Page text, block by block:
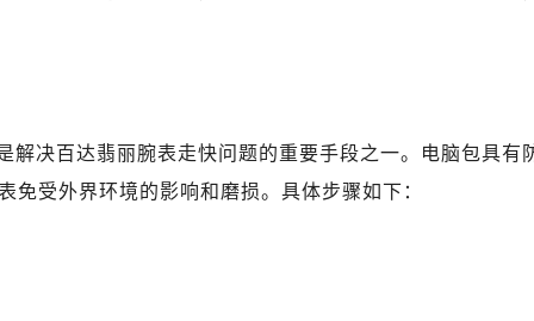
交叉口售后服务中心（需提前预约）
解决百达翡丽腕表走快问题的重要手段之一。电脑包具有
受外界环境的影响和磨损。具体步骤如下：